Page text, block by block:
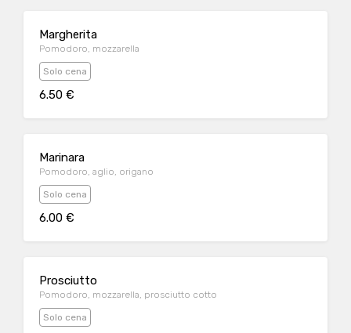
Margherita
Pomodoro, mozzarella
Solo cena
6.50 €
Marinara
Pomodoro, aglio, origano
Solo cena
6.00 €
Prosciutto
Pomodoro, mozzarella, prosciutto cotto
Solo cena